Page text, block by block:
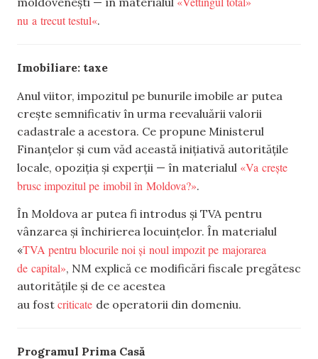
nu a trecut testul«.
Imobiliare: taxe
Anul viitor, impozitul pe bunurile imobile ar putea
crește semnificativ în urma reevaluării valorii
cadastrale a acestora. Ce propune Ministerul
Finanțelor și cum văd această inițiativă autoritățile
locale, opoziția și experții — în materialul «Va crește
brusc impozitul pe imobil în Moldova?».
În Moldova ar putea fi introdus și TVA pentru
vânzarea și închirierea locuințelor. În materialul
«TVA pentru blocurile noi și noul impozit pe majorarea
de capital», NM explică ce modificări fiscale pregătesc
autoritățile și de ce acestea
au fost criticate de operatorii din domeniu.
Programul Prima Casă